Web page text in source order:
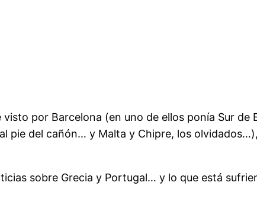
por Barcelona (en uno de ellos ponía Sur de
pie del cañón… y Malta y Chipre, los
sobre Grecia y Portugal… y lo que está